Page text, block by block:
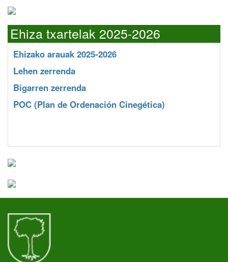
Ehiza txartelak 2025-2026
Ehizako arauak 2025-2026
Lehen zerrenda
Bigarren zerrenda
POC (Plan de Ordenación Cinegética)